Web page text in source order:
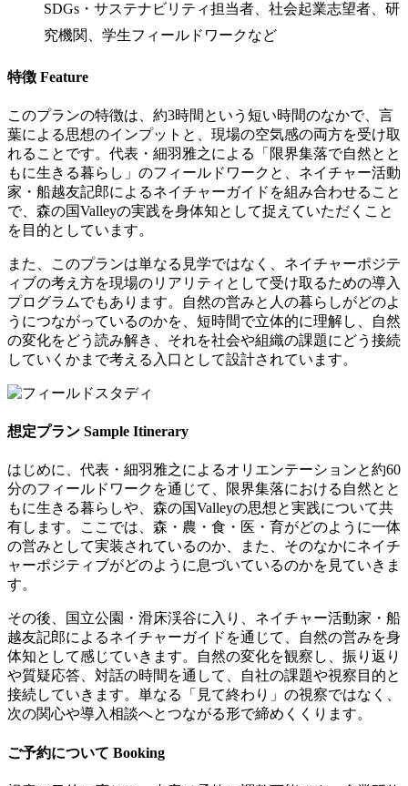
SDGs・サステナビリティ担当者、社会起業志望者、研
究機関、学生フィールドワークなど
特徴 Feature
このプランの特徴は、約3時間という短い時間のなかで、言
葉による思想のインプットと、現場の空気感の両方を受け取
れることです。代表・細羽雅之による「限界集落で自然とと
もに生きる暮らし」のフィールドワークと、ネイチャー活動
家・船越友記郎によるネイチャーガイドを組み合わせること
で、森の国Valleyの実践を身体知として捉えていただくこと
を目的としています。
また、このプランは単なる見学ではなく、ネイチャーポジテ
ィブの考え方を現場のリアリティとして受け取るための導入
プログラムでもあります。自然の営みと人の暮らしがどのよ
うにつながっているのかを、短時間で立体的に理解し、自然
の変化をどう読み解き、それを社会や組織の課題にどう接続
していくかまで考える入口として設計されています。
想定プラン Sample Itinerary
はじめに、代表・細羽雅之によるオリエンテーションと約60
分のフィールドワークを通じて、限界集落における自然とと
もに生きる暮らしや、森の国Valleyの思想と実践について共
有します。ここでは、森・農・食・医・育がどのように一体
の営みとして実装されているのか、また、そのなかにネイチ
ャーポジティブがどのように息づいているのかを見ていきま
す。
その後、国立公園・滑床渓谷に入り、ネイチャー活動家・船
越友記郎によるネイチャーガイドを通じて、自然の営みを身
体知として感じていきます。自然の変化を観察し、振り返り
や質疑応答、対話の時間を通して、自社の課題や視察目的と
接続していきます。単なる「見て終わり」の視察ではなく、
次の関心や導入相談へとつながる形で締めくくります。
ご予約について Booking